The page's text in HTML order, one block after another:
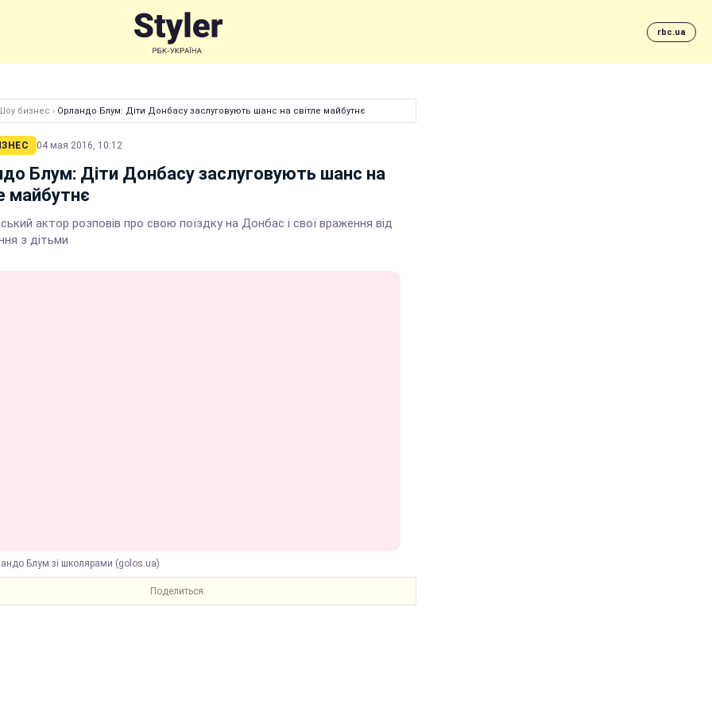
rbc.ua
бизнес › Орландо Блум: Діти Донбасу заслуговують шанс на світле майбутнє
04 мая 2016, 10:12
Блум: Діти Донбасу заслуговують шанс на
майбутнє
актор розповів про свою поїздку на Донбас і свої враження від
з дітьми
Блум зі школярами (golos.ua)
Поделиться: